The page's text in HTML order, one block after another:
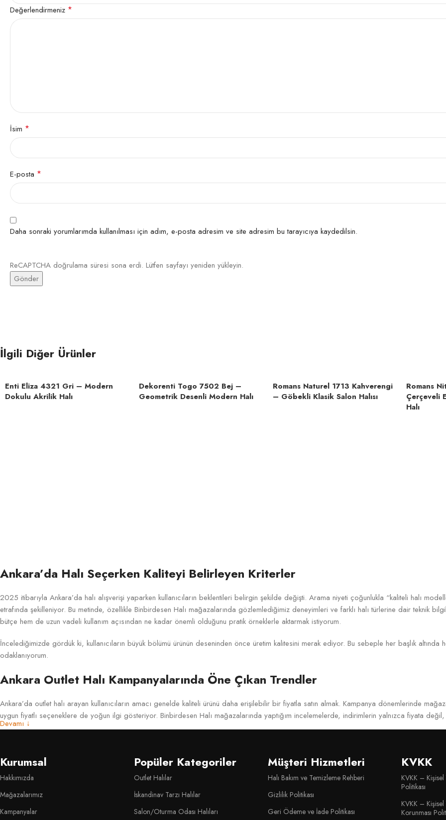
Mobilya izine karşı eşyalar ara
Değerlendirmeniz *
İsim *
E-posta *
Daha sonraki yorumlarımda kullanılması için adım, e-posta adresim ve site adresim bu tarayıcıya kaydedilsin.
ReCAPTCHA doğrulama süresi sona erdi. Lütfen sayfayı yeniden yükleyin.
İlgili Diğer Ürünler
Enti Eliza 4321 Gri – Modern
Dokulu Akrilik Halı
Dekorenti Togo 7502 Bej –
Geometrik Desenli Modern Halı
Romans Naturel 1713 Kahverengi
– Göbekli Klasik Salon Halısı
Romans
Çerçeveli
Halı
Ankara’da Halı Seçerken Kaliteyi Belirleyen Kriterler
2025 itibarıyla Ankara’da halı alışverişi yaparken kullanıcıların beklentileri belirgin şekilde değişti. Arama niyeti çoğunlukla “kaliteli halı
etrafında şekilleniyor. Bu metinde, özellikle Binbirdesen Halı mağazalarında gözlemlediğimiz deneyimleri ve farklı halı türlerine dair teknik
bütçe hem de uzun vadeli kullanım açısından ne kadar önemli olduğunu pratik örneklerle aktarmak istiyorum.
İncelediğimizde gördük ki, kullanıcıların büyük bölümü ürünün deseninden önce üretim kalitesini merak ediyor. Bu sebeple her başlık altında
odaklanıyorum.
Ankara Outlet Halı Kampanyalarında Öne Çıkan Trendler
Ankara’da outlet halı arayan kullanıcıların amacı genelde kaliteli ürünü daha erişilebilir bir fiyatla satın almak. Kampanya dönemlerinde
uygun fiyatlı seçeneklere de yoğun ilgi gösteriyor. Binbirdesen Halı mağazalarında yaptığım incelemelerde, indirimlerin yalnızca fiyata
Outlet kategorisinde fiyat-performans oranı oldukça önemli. Bir ürünün uygun fiyatlı olması, üretim kalitesinden ödün verildiği anlamına
indirimli raflara alınıyor. Bu durum, tüketici için avantajlı bir fırsata dönüşüyor. Buradaki kritik nokta, modelin üretim standardı ve malzeme
Satın Alma Öncesinde Halının Kullanım Alanına Göre Değerlendirilmesi
Devamı ↓
Kurumsal
Hakkımızda
Mağazalarımız
Kampanyalar
Popüler Kategoriler
Outlet Halılar
İskandinav Tarzı Halılar
Salon/Oturma Odası Halıları
Müşteri Hizmetleri
Halı Bakım ve Temizleme Rehberi
Gizlilik Politikası
Geri Ödeme ve İade Politikası
KVKK
KVKK –
Politikası
KVKK –
Korunması